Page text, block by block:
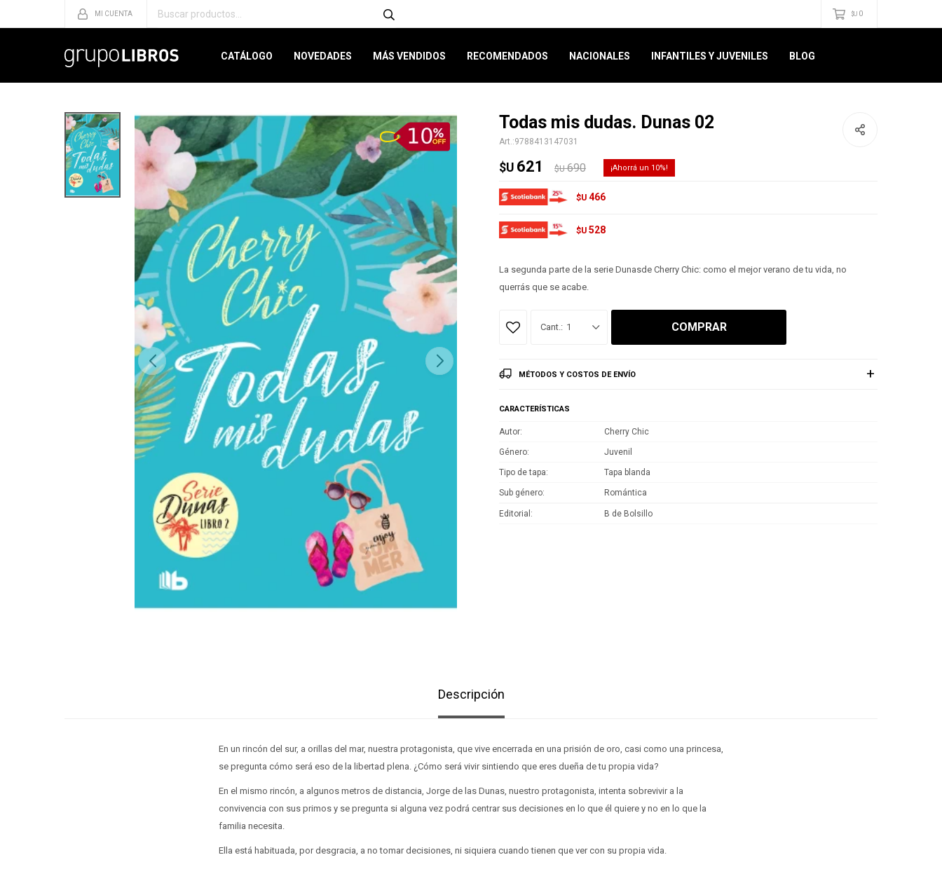
CATÁLOGO NOVEDADES MÁS VENDIDOS RECOMENDADOS NACIONALES INFANTILES Y JUVENILES BLOG
$U 0
Todas mis dudas. Dunas 02
9788413147031
$U 621 $U 690 10
$U 466
$U 528
La segunda parte de la serie Dunasde Cherry Chic: como el mejor verano de tu vida, no
querrás que se acabe.
1 COMPRAR
MÉTODOS Y COSTOS DE ENVÍO
CARACTERÍSTICAS
Autor Cherry Chic
Género Juvenil
Tipo de tapa Tapa blanda
Sub género Romántica
Editorial B de Bolsillo
Descripción
En un rincón del sur, a orillas del mar, nuestra protagonista, que vive encerrada en una prisión de oro, casi como una princesa,
se pregunta cómo será eso de la libertad plena. ¿Cómo será vivir sintiendo que eres dueña de tu propia vida?
En el mismo rincón, a algunos metros de distancia, Jorge de las Dunas, nuestro protagonista, intenta sobrevivir a la
convivencia con sus primos y se pregunta si alguna vez podrá centrar sus decisiones en lo que él quiere y no en lo que la
familia necesita.
Ella está habituada, por desgracia, a no tomar decisiones, ni siquiera cuando tienen que ver con su propia vida.